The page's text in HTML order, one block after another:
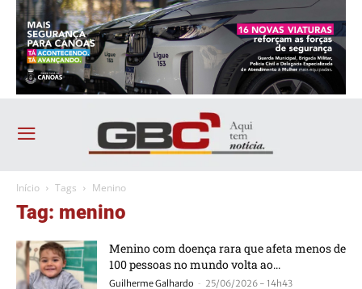
Início Tags Menino
Tag: menino
Menino com doença rara que afeta menos de
100 pessoas no mundo volta ao...
Guilherme Galhardo - 25/06/2026 - 14h43